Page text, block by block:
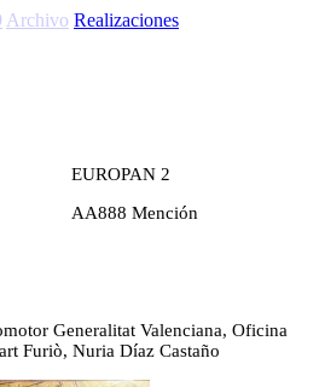
Archivo Realizaciones
EUROPAN 2
AA888 Mención
Generalitat Valenciana, Oficina
Furiò, Nuria Díaz Castaño